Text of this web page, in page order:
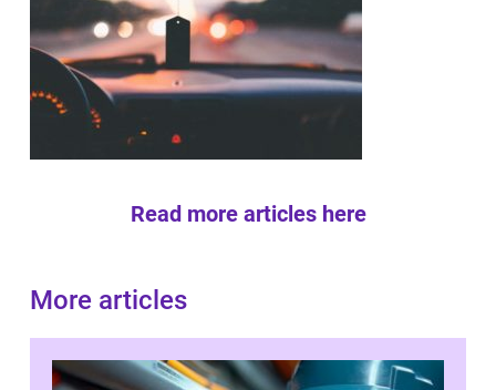
Read more articles here
More articles